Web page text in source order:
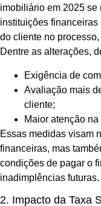
imobiliário em 2025 se
instituições
do cliente no
Dentre as alterações,
Exigência de
Avaliação mais
cliente;
Maior atenção
Essas medidas visam
financeiras, mas
condições de pagar o
inadimplências futuras.
2. Impacto da Taxa